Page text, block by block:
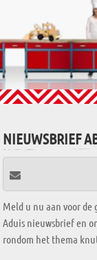
NIEUWSBRIEF
Meld u nu aan voor de
Aduis nieuwsbrief en
rondom het thema